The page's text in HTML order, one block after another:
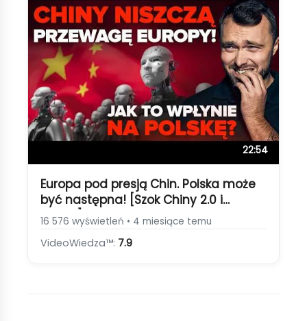
22:54
Europa pod presją Chin. Polska może
być następna! [Szok Chiny 2.0 i
Polska]
16 576 wyświetleń • 4 miesiące temu
VideoWiedza™: 7.9